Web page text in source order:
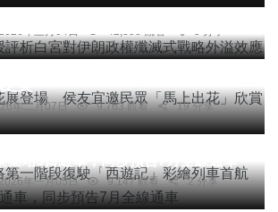
年三月04日 42,858 觀看 5 分享
花展登場 侯友宜邀民眾「馬上出
年二月07日 9,763 觀看 19 分享
第一階段復駛「西遊記」彩繪列車
年一月05日 9,147 觀看 2 分享
臉書母親節發文「溫柔而堅定」